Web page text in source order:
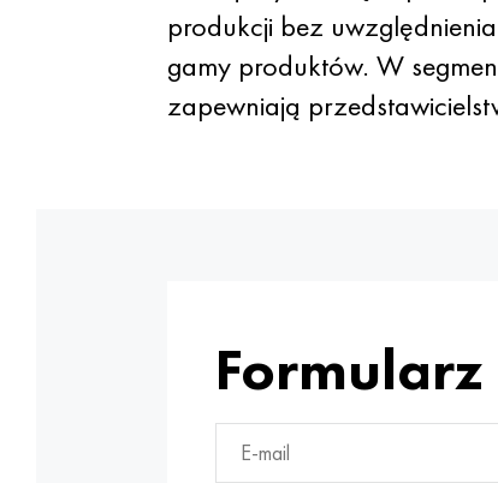
produkcji bez
gamy produktów. W
zapewniają